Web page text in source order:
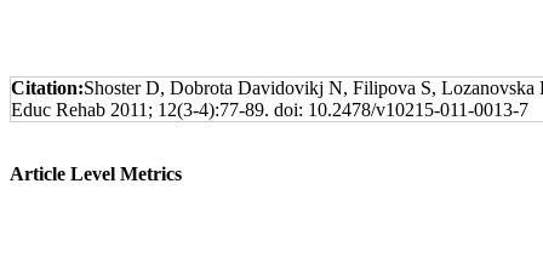
Citation:Shoster D, Dobrota Davidovikj N, Filipova S, Lozanovska
Educ Rehab 2011; 12(3-4):77-89. doi: 10.2478/v10215-011-0013-7
Article Level Metrics